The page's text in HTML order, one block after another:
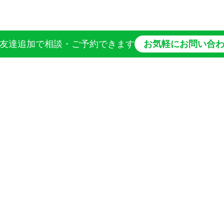
達追加で相談・ご予約できます お気軽にお問い合